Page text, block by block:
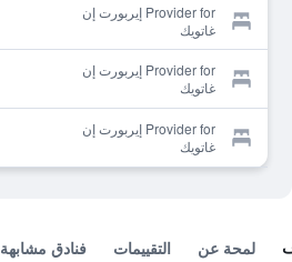
Provider for إيربورت إن
غاتويك
Provider for إيربورت إن
غاتويك
Provider for إيربورت إن
غاتويك
لمحة عن التقييمات فنادق مشابهة